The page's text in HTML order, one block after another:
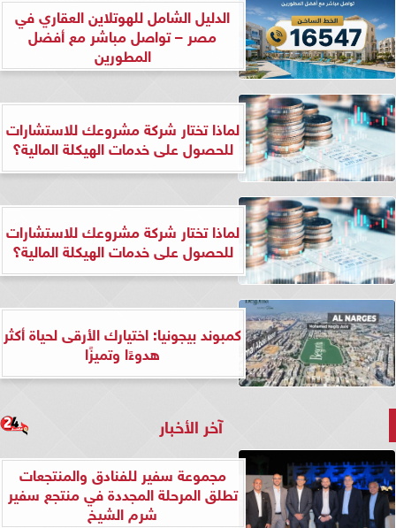
الدليل الشامل للهوتلاين العقاري في
مصر – تواصل مباشر مع أفضل
المطورين
لماذا تختار شركة مشروعك للاستشارات
للحصول على خدمات الهيكلة المالية؟
لماذا تختار شركة مشروعك للاستشارات
للحصول على خدمات الهيكلة المالية؟
كمبوند بيجونيا: اختيارك الأرقى لحياة أكثر
هدوءًا وتميزًا
آخر الأخبار
مجموعة سفير للفنادق والمنتجعات
تطلق المرحلة المجددة في منتجع سفير
شرم الشيخ